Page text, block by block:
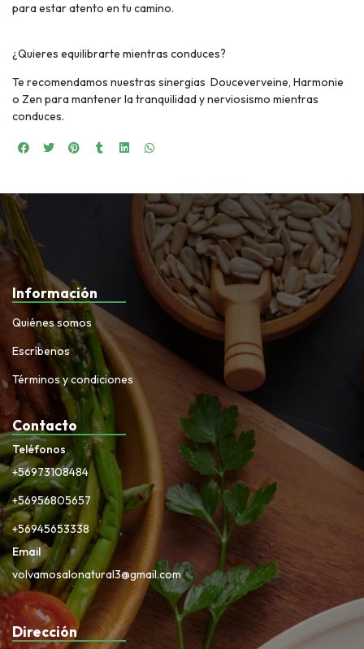
para estar atento en tu camino.
¿Quieres equilibrarte mientras conduces?
Te recomendamos nuestras sinergias Douceverveine, Harmonie
o Zen para mantener la tranquilidad y nerviosismo mientras
conduces.
Información
Quiénes somos
Escríbenos
Términos y condiciones
Contacto
Teléfonos
+56973108484
+56956805657
+56945653338
Email
volvamosalonatural3@gmail.com
Dirección